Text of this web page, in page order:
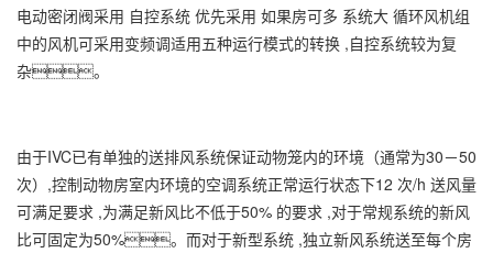
电动密闭阀采用 自控系统 优先采用 如果房可多 系统大 循环风机组
中的风机可采用变频调适用五种运行模式的转换 ,自控系统较为复
杂。
由于IVC已有单独的送排风系统保证动物笼内的环境（通常为30－50
次）,控制动物房室内环境的空调系统正常运行状态下12 次/h 送风量
可满足要求 ,为满足新风比不低于50% 的要求 ,对于常规系统的新风
比可固定为50%。而对于新型系统 ,独立新风系统送至每个房